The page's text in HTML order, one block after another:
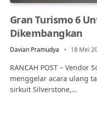
Gran Turismo 6
Dikembangkan
Davian Pramudya 18 Mei
RANCAH POST –
menggelar acara ulang
sirkuit Silverstone,…